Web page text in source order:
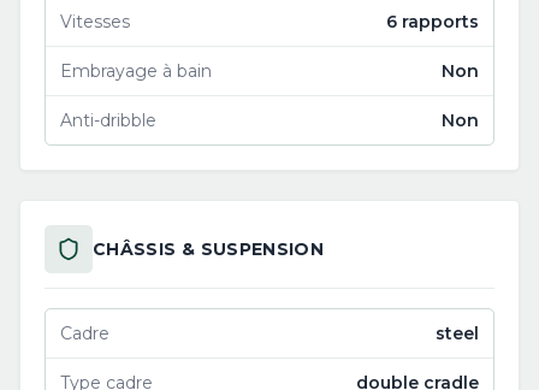
Vitesses 6 rapports
Embrayage à bain Non
Anti-dribble Non
CHÂSSIS & SUSPENSION
Cadre steel
Type cadre double cradle